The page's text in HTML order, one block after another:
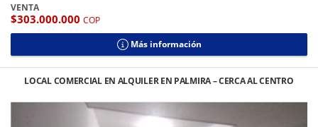
VENTA
$303.000.000 COP
Más información
LOCAL COMERCIAL EN ALQUILER EN PALMIRA – CERCA AL CENTRO